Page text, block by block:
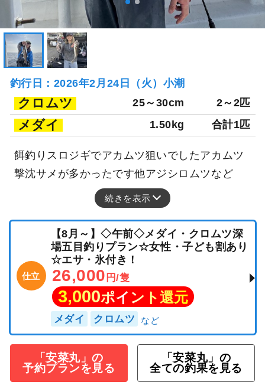
釣行日：2026年2月24日（火）小潮
クロムツ 25～30cm 2～2匹
メダイ 1.50kg 合計1匹
餌釣りスロジギでアカムツ狙いでしたアカムツ
撃沈サメが多かったです他アジシロムツなど
続きを表示
仕立
【8月～】◇午前◇メダイ・クロムツ深
場五目釣りプラン☆女性・子ども割あり
☆エサ・氷付き！
26,000 円/隻
3,000ポイント還元
メダイ クロムツ
「安菜丸」の
予約プランを見る
「安菜丸」の
全ての釣果を見る